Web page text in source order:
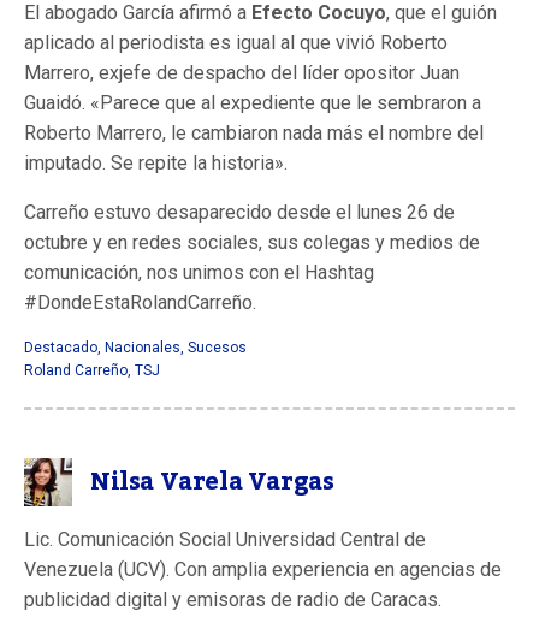
El abogado García afirmó a Efecto Cocuyo, que el guión
aplicado al periodista es igual al que vivió Roberto
Marrero, exjefe de despacho del líder opositor Juan
Guaidó. «Parece que al expediente que le sembraron a
Roberto Marrero, le cambiaron nada más el nombre del
imputado. Se repite la historia».
Carreño estuvo desaparecido desde el lunes 26 de
octubre y en redes sociales, sus colegas y medios de
comunicación, nos unimos con el Hashtag
#DondeEstaRolandCarreño.
Destacado, Nacionales, Sucesos
Roland Carreño, TSJ
Nilsa Varela Vargas
Lic. Comunicación Social Universidad Central de
Venezuela (UCV). Con amplia experiencia en agencias de
publicidad digital y emisoras de radio de Caracas.